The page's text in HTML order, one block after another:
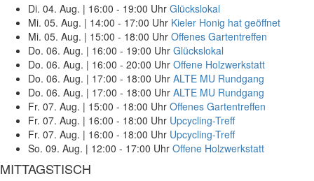
Di. 04. Aug. | 16:00 - 19:00 Uhr Glückslokal
Mi. 05. Aug. | 14:00 - 17:00 Uhr Kieler Honig hat geöffnet
Mi. 05. Aug. | 15:00 - 18:00 Uhr Offenes Gartentreffen
Do. 06. Aug. | 16:00 - 19:00 Uhr Glückslokal
Do. 06. Aug. | 16:00 - 20:00 Uhr Offene Holzwerkstatt
Do. 06. Aug. | 17:00 - 18:00 Uhr ALTE MU Rundgang
Do. 06. Aug. | 17:00 - 18:00 Uhr ALTE MU Rundgang
Fr. 07. Aug. | 15:00 - 18:00 Uhr Offenes Gartentreffen
Fr. 07. Aug. | 16:00 - 18:00 Uhr Upcycling-Treff
Fr. 07. Aug. | 16:00 - 18:00 Uhr Upcycling-Treff
So. 09. Aug. | 12:00 - 17:00 Uhr Offene Holzwerkstatt
MITTAGSTISCH